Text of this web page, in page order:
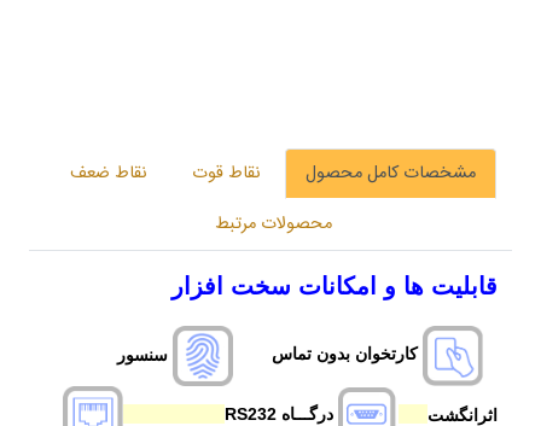
مشخصات کامل محصول نقاط قوت
نقاط ضعف
محصولات مرتبط
قابلیت ها و امکانات سخت افزار
کارتخوان بدون تماس سنسور
اثرانگشت درگـــاه RS232